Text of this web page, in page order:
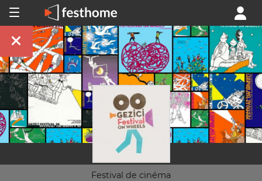
Festival de cinéma